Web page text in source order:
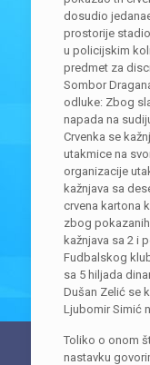
dosudio
prostorije
u policijskim
predmet za
Sombor
odluke: Zbog
napada na
Crvenka se
utakmice na
organizacije
kažnjava sa
crvena kartona
zbog
kažnjava sa 2 i
Fudbalskog
sa 5 hiljada
Dušan Zelić se
Ljubomir Simić
Toliko o onom
nastavku